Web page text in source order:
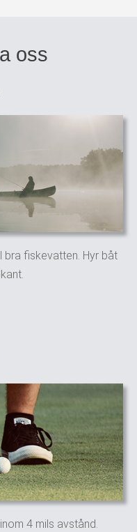
oss
bra fiskevatten. Hyr båt
4 mils avstånd.